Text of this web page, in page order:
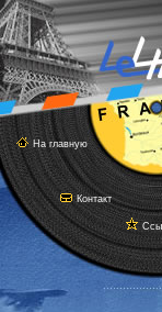
На главную
Контакт